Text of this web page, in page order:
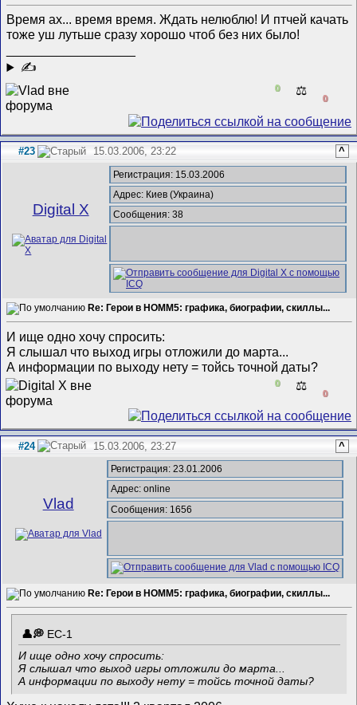
Время ах... время время. Ждать нелюблю! И птчей качать
тоже уш лутьше сразу хорошо чтоб без них было!
✍
0 ⚖️
0
#23 15.03.2006, 23:22 ^
Digital X
Регистрация: 15.03.2006
Адрес: Киев (Украина)
Сообщения: 38
Re: Герои в HOMM5: графика, биографии, скиллы...
И ище одно хочу спросить:
Я слышал что выход игры отложили до марта...
А информации по выходу нету = тойсь точной даты?
0 ⚖️
0
#24 15.03.2006, 23:27 ^
Vlad
Регистрация: 23.01.2006
Адрес: online
Сообщения: 1656
Re: Герои в HOMM5: графика, биографии, скиллы...
EC-1
И ище одно хочу спросить:
Я слышал что выход игры отложили до марта...
А информации по выходу нету = тойсь точной даты?